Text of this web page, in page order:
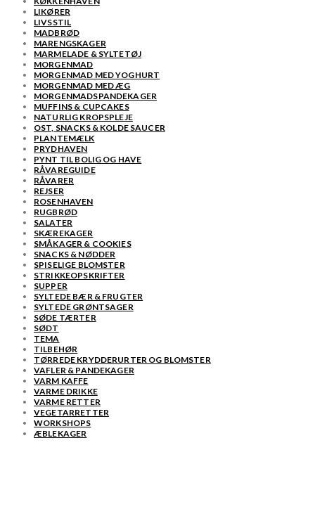
LIKØRER
LIVSSTIL
MADBRØD
MARENGSKAGER
MARMELADE & SYLTETØJ
MORGENMAD
MORGENMAD MED YOGHURT
MORGENMAD MED ÆG
MORGENMADSPANDEKAGER
MUFFINS & CUPCAKES
NATURLIG KROPSPLEJE
OST, SNACKS & KOLDE SAUCER
PLANTEMÆLK
PRYDHAVEN
PYNT TIL BOLIG OG HAVE
RÅVAREGUIDE
RÅVARER
REJSER
ROSENHAVEN
RUGBRØD
SALATER
SKÆREKAGER
SMÅKAGER & COOKIES
SNACKS & NØDDER
SPISELIGE BLOMSTER
STRIKKEOPSKRIFTER
SUPPER
SYLTEDE BÆR & FRUGTER
SYLTEDE GRØNTSAGER
SØDE TÆRTER
SØDT
TEMA
TILBEHØR
TØRREDE KRYDDERURTER OG BLOMSTER
VAFLER & PANDEKAGER
VARM KAFFE
VARME DRIKKE
VARME RETTER
VEGETARRETTER
WORKSHOPS
ÆBLEKAGER